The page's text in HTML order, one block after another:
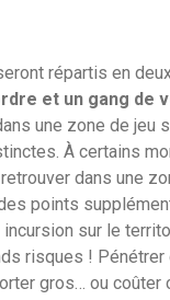
répartis en
et un gang de
une zone de jeu
À certains
dans une
points
incursion sur le
risques ! Pénétrer
gros… ou coûter